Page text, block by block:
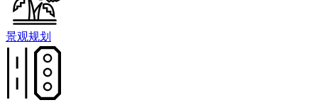
景观规划